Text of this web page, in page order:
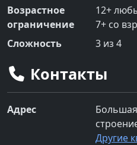
Возрастное
ограничение
12+
7+ со
Сложность
3 из 4
Контакты
Адрес
Другие